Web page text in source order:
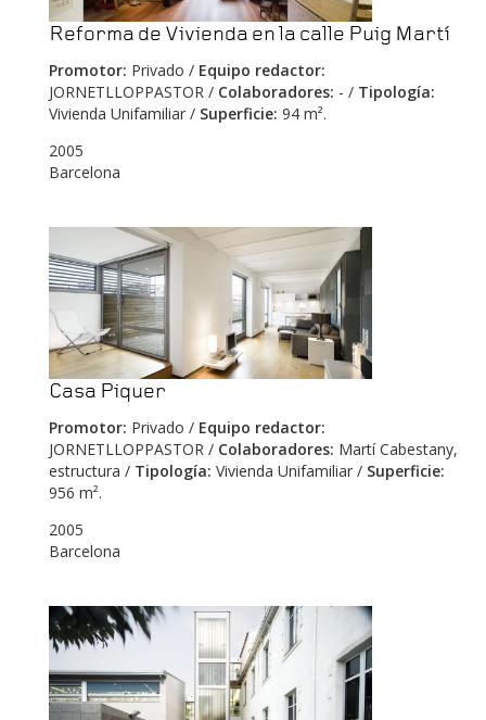
Reforma de Vivienda en la calle Puig Martí
Promotor: Privado / Equipo redactor:
JORNETLLOPPASTOR / Colaboradores: - / Tipología:
Vivienda Unifamiliar / Superficie: 94 m².
2005
Barcelona
Casa Piquer
Promotor: Privado / Equipo redactor:
JORNETLLOPPASTOR / Colaboradores: Martí Cabestany,
estructura / Tipología: Vivienda Unifamiliar / Superficie:
956 m².
2005
Barcelona